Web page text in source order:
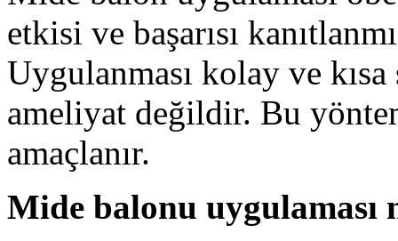
etkisi ve başarısı
Uygulanması kolay ve
ameliyat değildir. Bu
amaçlanır.
Mide balonu uygulaması